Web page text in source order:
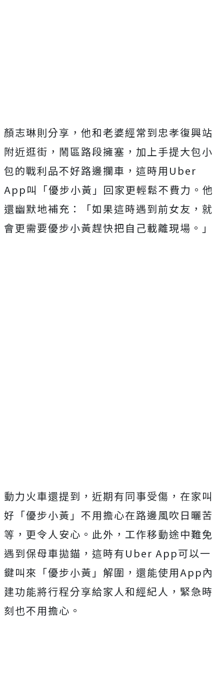
顏志琳則分享，他和老婆經常到忠孝復興站
附近逛街，鬧區路段擁塞，加上手提大包小
包的戰利品不好路邊攔車，這時用Uber
App叫「優步小黃」回家更輕鬆不費力。他
還幽默地補充：「如果這時遇到前女友，就
會更需要優步小黃趕快把自己載離現場。」
動力火車還提到，近期有同事受傷，在家叫
好「優步小黃」不用擔心在路邊風吹日曬苦
等，更令人安心。此外，工作移動途中難免
遇到保母車拋錨，這時有Uber App可以一
鍵叫來「優步小黃」解圍，還能使用App內
建功能將行程分享給家人和經紀人，緊急時
刻也不用擔心。